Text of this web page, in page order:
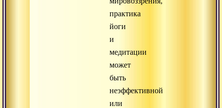
практика
йоги
и
медитации
может
быть
неэффективной
или